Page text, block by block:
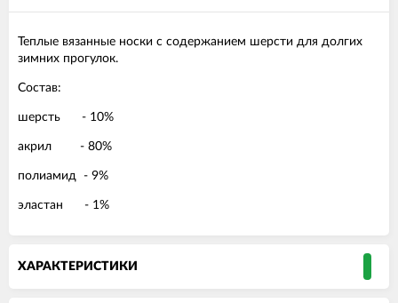
Теплые вязанные носки с содержанием шерсти для долгих
зимних прогулок.
Состав:
шерсть - 10%
акрил - 80%
полиамид - 9%
эластан - 1%
ХАРАКТЕРИСТИКИ